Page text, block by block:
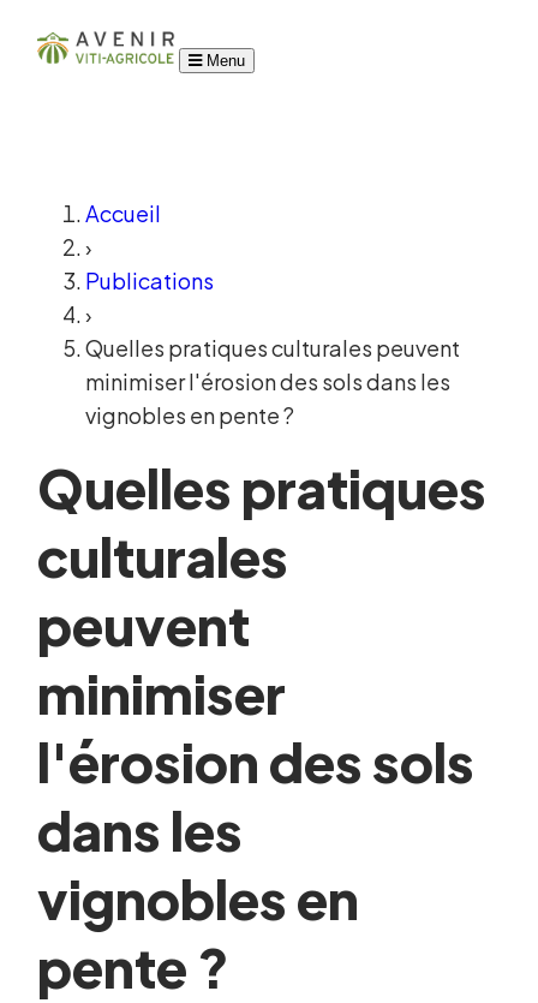
Menu
Accueil
›
Publications
›
Quelles pratiques culturales peuvent
minimiser l'érosion des sols dans les
vignobles en pente ?
Quelles pratiques
culturales
peuvent
minimiser
l'érosion des sols
dans les
vignobles en
pente ?